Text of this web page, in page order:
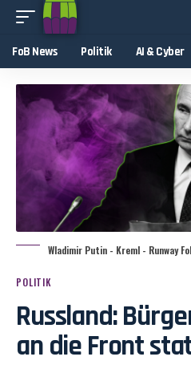
FoB News Politik AI & Cyber
Wladimir Putin - Kreml - Runway
POLITIK
Russland:
an die Front